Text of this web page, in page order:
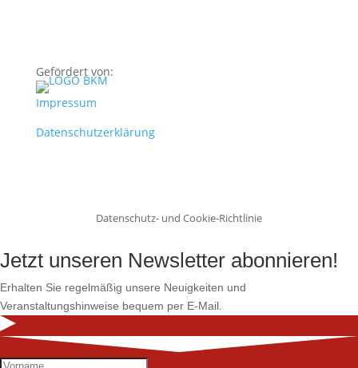
Gefördert von:
Impressum
Datenschutzerklärung
Datenschutz- und Cookie-Richtlinie
Jetzt unseren Newsletter abonnieren!
Erhalten Sie regelmäßig unsere Neuigkeiten und
Veranstaltungshinweise bequem per E-Mail.